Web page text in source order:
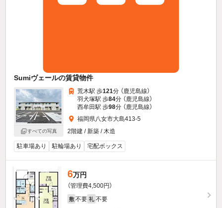
Sumiヴェールの賃貸物件
すべての写真
荒木駅 歩121分 （鹿児島線）
羽犬塚駅 歩84分 （鹿児島線）
西牟田駅 歩98分 （鹿児島線）
福岡県八女市大島413-5
2階建 / 新築 / 木造
駐車場あり 駐輪場あり 宅配ボックス
6万円
（管理費4,500円）
敷 不要 礼 不要